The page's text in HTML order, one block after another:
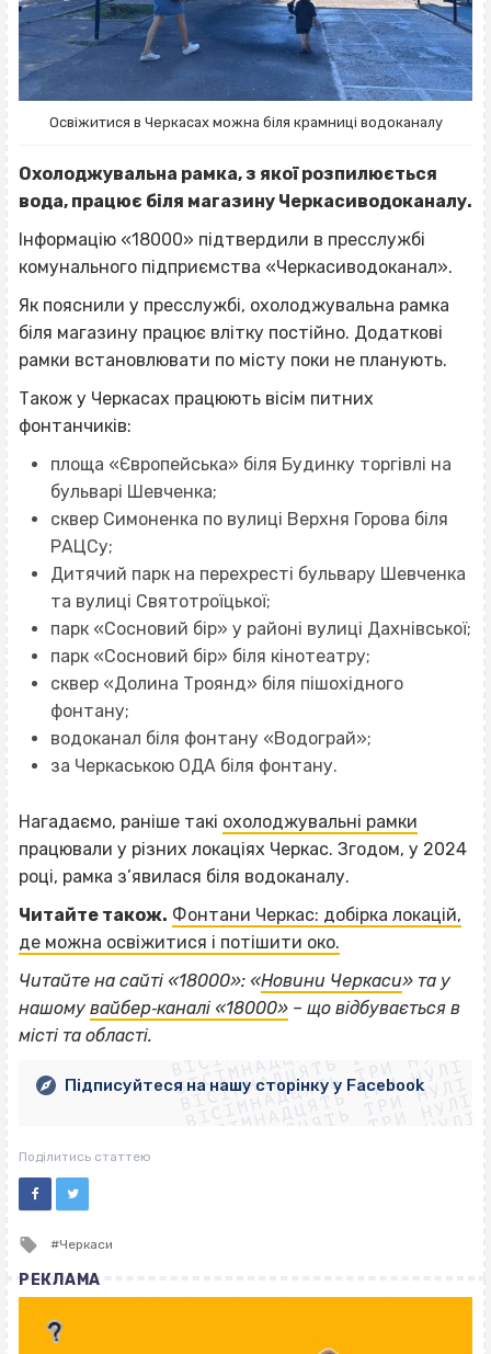
Освіжитися в Черкасах можна біля крамниці водоканалу
Охолоджувальна рамка, з якої розпилюється
вода, працює біля магазину Черкасиводоканалу.
Інформацію «18000» підтвердили в пресслужбі
комунального підприємства «Черкасиводоканал».
Як пояснили у пресслужбі, охолоджувальна рамка
біля магазину працює влітку постійно. Додаткові
рамки встановлювати по місту поки не планують.
Також у Черкасах працюють вісім питних
фонтанчиків:
площа «Європейська» біля Будинку торгівлі на
бульварі Шевченка;
сквер Симоненка по вулиці Верхня Горова біля
РАЦСу;
Дитячий парк на перехресті бульвару Шевченка
та вулиці Святотроїцької;
парк «Сосновий бір» у районі вулиці Дахнівської;
парк «Сосновий бір» біля кінотеатру;
сквер «Долина Троянд» біля пішохідного
фонтану;
водоканал біля фонтану «Водограй»;
за Черкаською ОДА біля фонтану.
Нагадаємо, раніше такі охолоджувальні рамки
працювали у різних локаціях Черкас. Згодом, у 2024
році, рамка з’явилася біля водоканалу.
Читайте також. Фонтани Черкас: добірка локацій,
де можна освіжитися і потішити око.
Читайте на сайті «18000»: «Новини Черкаси» та у
нашому вайбер‐каналі «18000» – що відбувається в
місті та області.
ВІСІМНАДЦЯТЬ ТРИ НУЛІ
ВІСІМНАДЦЯТЬ ТРИ НУЛІ
ВІСІМНАДЦЯТЬ ТРИ НУЛІ
ВІСІМНАДЦЯТЬ ТРИ НУЛІ
ВІСІМНАДЦЯТЬ ТРИ НУЛІ
ВІСІМНАДЦЯТЬ ТРИ НУЛІ
ВІСІМНАДЦЯТЬ ТРИ НУЛІ
ВІСІМНАДЦЯТЬ ТРИ НУЛІ
Підписуйтеся на нашу сторінку у Facebook
Поділитись статтею
Tagged
Черкаси
РЕКЛАМА